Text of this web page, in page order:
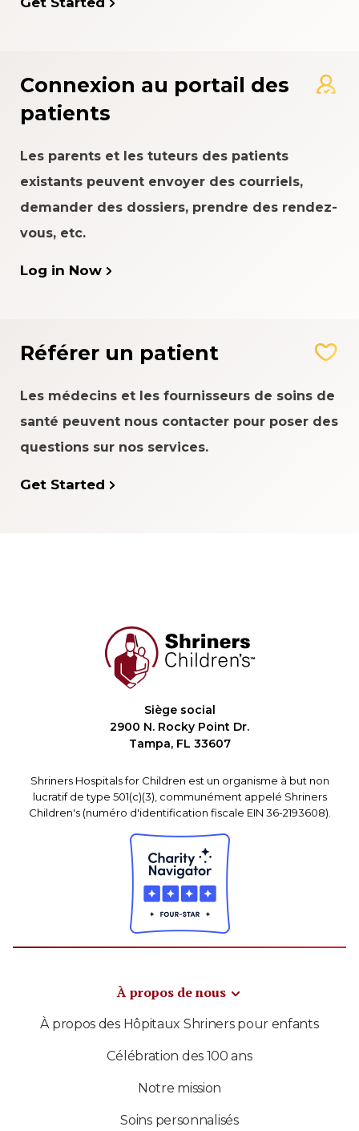
Connexion au portail des
patients
Les parents et les tuteurs des patients
existants peuvent envoyer des courriels,
demander des dossiers, prendre des rendez-
vous, etc.
Log in Now
Référer un patient
Les médecins et les fournisseurs de soins de
santé peuvent nous contacter pour poser des
questions sur nos services.
Get Started
Siège social
2900 N. Rocky Point Dr.
Tampa, FL 33607
Shriners Hospitals for Children est un organisme à but non
lucratif de type 501(c)(3), communément appelé Shriners
Children's (numéro d'identification fiscale EIN 36-2193608).
À propos de nous
À propos des Hôpitaux Shriners pour enfants
Célébration des 100 ans
Notre mission
Soins personnalisés